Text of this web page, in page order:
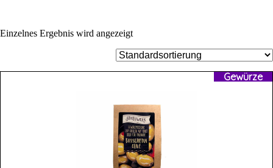
Einzelnes Ergebnis wird angezeigt
Gewürze